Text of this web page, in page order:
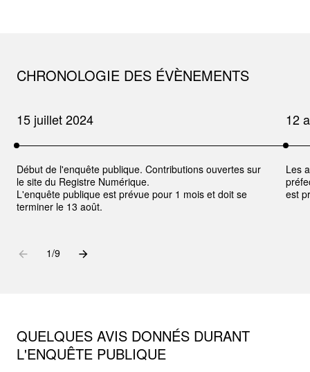
CHRONOLOGIE DES ÉVÈNEMENTS
15 juillet 2024
Début de l'enquête publique. Contributions ouvertes sur
le site du Registre Numérique.
L'enquête publique est prévue pour 1 mois et doit se
terminer le 13 août.
12
Les
est
Aller à l'élément précédent
1sur
/9
QUELQUES AVIS DONNÉS DURANT
L'ENQUÊTE PUBLIQUE